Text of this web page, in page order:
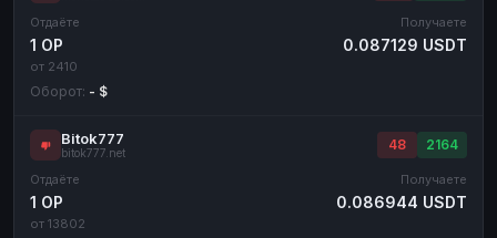
Отдаёте
1 OP
от 2410
Получаете
0.087129 USDT
Оборот: - $
Bitok777
bitok777.net
48 2164
Отдаёте
1 OP
от 13802
Получаете
0.086944 USDT